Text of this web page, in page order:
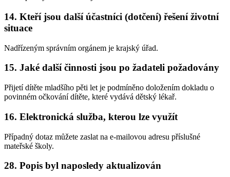
14. Kteří jsou další účastníci (dotčení) řešení životní
situace
Nadřízeným správním orgánem je krajský úřad.
15. Jaké další činnosti jsou po žadateli požadovány
Přijetí dítěte mladšího pěti let je podmíněno doložením dokladu o
povinném očkování dítěte, které vydává dětský lékař.
16. Elektronická služba, kterou lze využít
Případný dotaz můžete zaslat na e-mailovou adresu příslušné
mateřské školy.
28. Popis byl naposledy aktualizován